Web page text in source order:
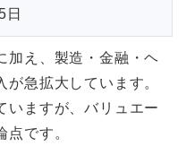
日
加え、製造・金融・ヘ
急拡大しています。
いますが、バリュエー
点です。